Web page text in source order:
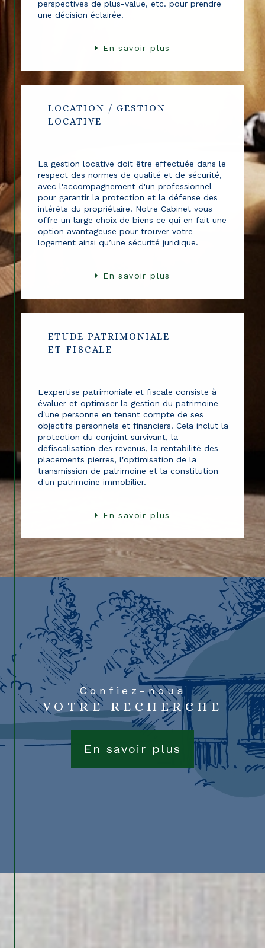
rendement locatif, les avantages fiscaux, les
perspectives de plus-value, etc. pour prendre
LOCATION / GESTION
La gestion locative doit être effectuée dans le
respect des normes de qualité et de sécurité,
avec l'accompagnement d'un professionnel
pour garantir la protection et la défense des
intérêts du propriétaire. Notre Cabinet vous
offre un large choix de biens ce qui en fait une
option avantageuse pour trouver votre
ETUDE PATRIMONIALE
L'expertise patrimoniale et fiscale consiste à
évaluer et optimiser la gestion du patrimoine
d'une personne en tenant compte de ses
objectifs personnels et financiers. Cela inclut la
protection du conjoint survivant, la
défiscalisation des revenus, la rentabilité des
placements pierres, l'optimisation de la
transmission de patrimoine et la constitution
Confiez-nous
VOTRE RECHERCHE
En savoir plus